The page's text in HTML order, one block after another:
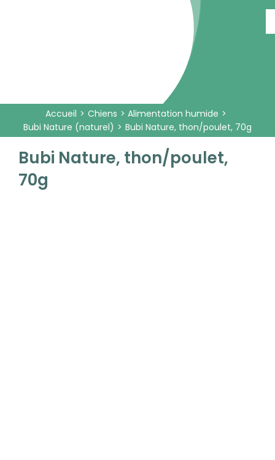
Accueil Chiens
Alimentation humide
Bubi Nature (naturel)
Bubi Nature, thon/poulet, 70g
Bubi Nature, thon/poulet,
70g